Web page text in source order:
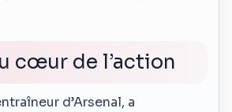
cœur de l’action
d’Arsenal, a